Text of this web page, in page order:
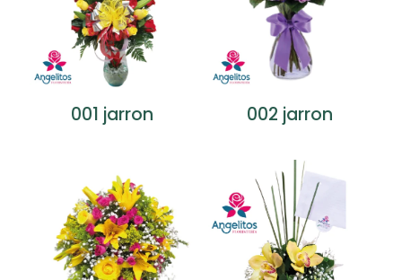
001 jarron 002 jarron